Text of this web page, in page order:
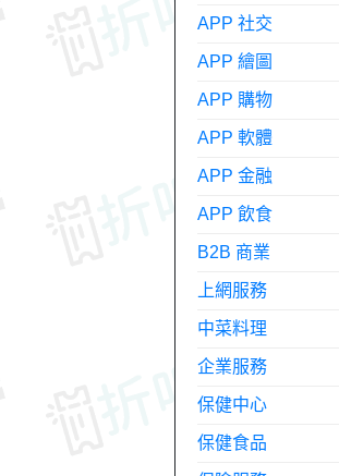
APP 社交
APP 繪圖
APP 購物
APP 軟體
APP 金融
APP 飲食
B2B 商業
上網服務
中菜料理
企業服務
保健中心
保健食品